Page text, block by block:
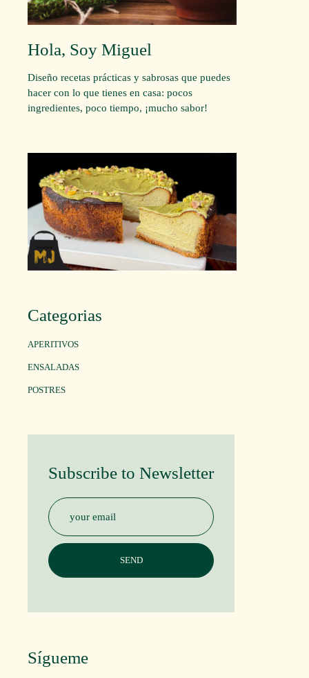
Hola, Soy Miguel
Diseño recetas prácticas y sabrosas que puedes
hacer con lo que tienes en casa: pocos
ingredientes, poco tiempo, ¡mucho sabor!
Categorias
APERITIVOS
ENSALADAS
POSTRES
Subscribe to Newsletter
Sígueme